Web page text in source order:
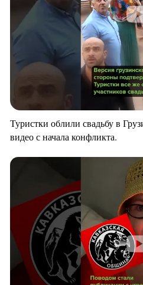
Туристки облили свадьбу в
видео с начала конфликта.